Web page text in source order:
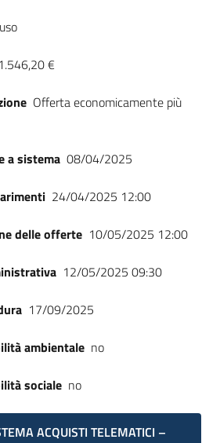
€
Offerta economicamente più
a sistema 08/04/2025
24/04/2025 12:00
delle offerte 10/05/2025 12:00
12/05/2025 09:30
17/09/2025
ambientale no
sociale no
ACQUISTI TELEMATICI –